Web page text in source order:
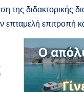
διδακτορικής
επιτροπή